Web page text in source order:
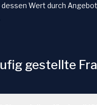
dessen Wert durch
gestellte